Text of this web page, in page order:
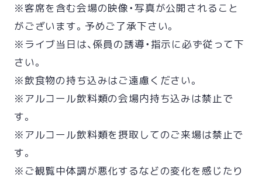
※客席を含む会場の映像・写真が公開されること
がございます。予めご了承下さい。
※ライブ当日は、係員の誘導・指示に必ず従って下
さい。
※飲食物の持ち込みはご遠慮ください。
※アルコール飲料類の会場内持ち込みは禁止で
す。
※アルコール飲料類を摂取してのご来場は禁止で
す。
※ご観覧中体調が悪化するなどの変化を感じたり